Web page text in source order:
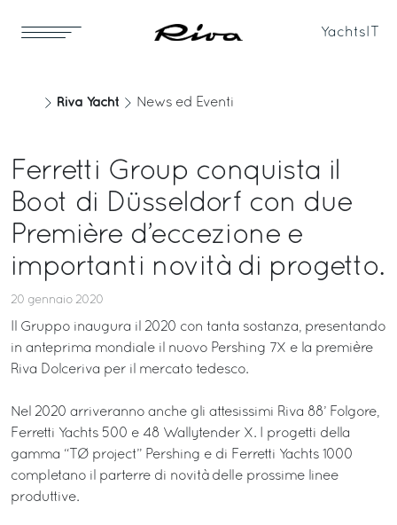
Yachts
Riva Yacht News ed Eventi
Ferretti Group conquista il
Boot di Düsseldorf con due
Première d’eccezione e
importanti novità di progetto.
20 gennaio 2020
Il Gruppo inaugura il 2020 con tanta sostanza, presentando
in anteprima mondiale il nuovo Pershing 7X e la première
Riva Dolceriva per il mercato tedesco.
Nel 2020 arriveranno anche gli attesissimi Riva 88’ Folgore,
Ferretti Yachts 500 e 48 Wallytender X. I progetti della
gamma “TØ project” Pershing e di Ferretti Yachts 1000
completano il parterre di novità delle prossime linee
produttive.